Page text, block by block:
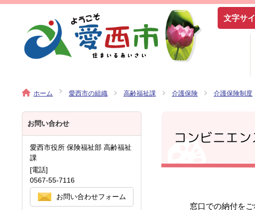
文字サ
ホーム 愛西市の組織 高齢福祉課 介護保険 介護保険制度
コンビニエ
窓口での納付を
お問い合わせ
愛西市役所 保険福祉部 高齢福祉
課
[電話]
0567-55-7116
お問い合わせフォーム